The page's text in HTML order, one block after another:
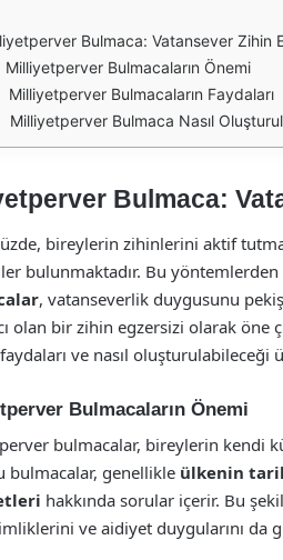
Bulmaca: Vatansever Zihin
Milliyetperver Bulmacaların Önemi
Milliyetperver Bulmacaların Faydaları
Milliyetperver Bulmaca Nasıl
Bulmaca:
bireylerin zihinlerini aktif
bulunmaktadır. Bu
, vatanseverlik duygusunu
olan bir zihin egzersizi olarak öne
ve nasıl oluşturulabileceği
Bulmacaların Önemi
bulmacalar, bireylerin kendi
bulmacalar, genellikle ülkenin
hakkında sorular içerir. Bu
ve aidiyet duygularını da